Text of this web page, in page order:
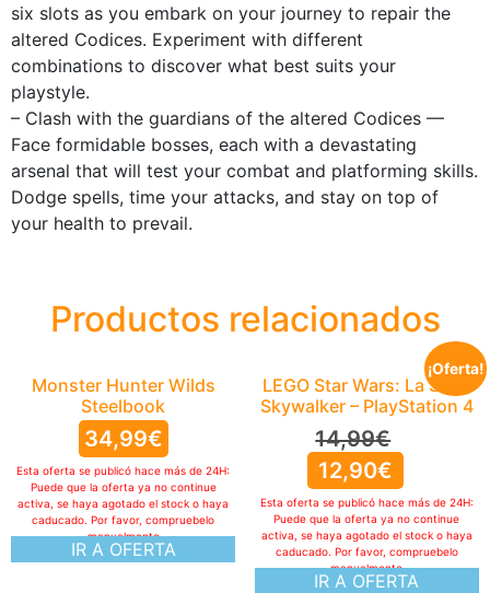
six slots as you embark on your journey to repair the
altered Codices. Experiment with different
combinations to discover what best suits your
playstyle.
– Clash with the guardians of the altered Codices —
Face formidable bosses, each with a devastating
arsenal that will test your combat and platforming skills.
Dodge spells, time your attacks, and stay on top of
your health to prevail.
Productos relacionados
Monster Hunter Wilds
Steelbook
34,99€
IR A OFERTA
Esta oferta se publicó hace más de 24H:
Puede que la oferta ya no continue
activa, se haya agotado el stock o haya
caducado. Por favor, compruebelo
manualmente
¡Oferta!
LEGO Star Wars: La Saga
Skywalker – PlayStation 4
14,99€
12,90€
IR A OFERTA
Esta oferta se publicó hace más de 24H:
Puede que la oferta ya no continue
activa, se haya agotado el stock o haya
caducado. Por favor, compruebelo
manualmente